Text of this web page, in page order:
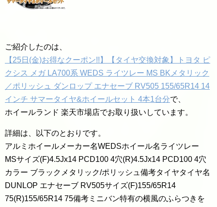
ご紹介したのは、
【25日(金)お得なクーポン!!】【タイヤ交換対象】トヨタ ピ
クシス メガ LA700系 WEDS ライツレー MS BKメタリック
／ポリッシュ ダンロップ エナセーブ RV505 155/65R14 14
インチ サマータイヤ&ホイールセット 4本1台分で、
ホイールランド 楽天市場店でお取り扱いしています。
詳細は、以下のとおりです。
アルミホイールメーカー名WEDSホイール名ライツレー
MSサイズ(F)4.5Jx14 PCD100 4穴(R)4.5Jx14 PCD100 4穴
カラー ブラックメタリック/ポリッシュ備考タイヤタイヤ名
DUNLOP エナセーブ RV505サイズ(F)155/65R14
75(R)155/65R14 75備考ミニバン特有の横風のふらつきを